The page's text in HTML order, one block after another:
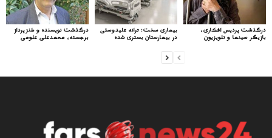
درگذشت نویسنده و طنزپرداز
برجسته، محمدعلی علومی
بیماری سخت: ترانه علیدوستی
در بیمارستان بستری شده
درگذشت پردیس افکاری،
بازیگر سینما و تلویزیون